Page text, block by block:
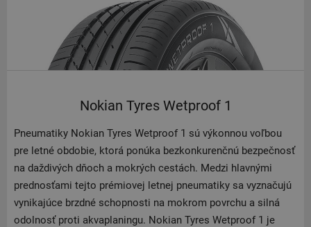
Nokian Tyres Wetproof 1
Pneumatiky Nokian Tyres Wetproof 1 sú výkonnou voľbou
pre letné obdobie, ktorá ponúka bezkonkurenčnú bezpečnosť
na daždivých dňoch a mokrých cestách. Medzi hlavnými
prednosťami tejto prémiovej letnej pneumatiky sa vyznačujú
vynikajúce brzdné schopnosti na mokrom povrchu a silná
odolnosť proti akvaplaningu. Nokian Tyres Wetproof 1 je